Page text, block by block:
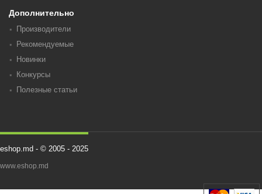
Дополнительно
Производители
Рекомендуемые
Новинки
Конкурсы
Полезные статьи
eshop.md - © 2005 - 2025
www.eshop.md